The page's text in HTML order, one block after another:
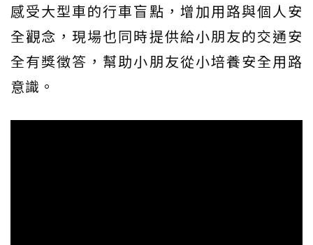
感受大型車的行車盲點，增加用路與個人安
全觀念，現場也同時提供給小朋友的交通安
全有獎徵答，幫助小朋友從小培養安全用路
意識。